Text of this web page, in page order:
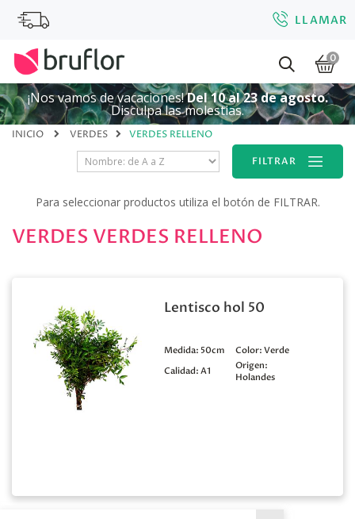
LLAMAR
0
¡Nos vamos de vacaciones!Del 10 al 23 de agosto.
Disculpa las molestias.
INICIO VERDES VERDES RELLENO
FILTRAR
Para seleccionar productos utiliza el botón de FILTRAR.
VERDES VERDES RELLENO
Lentisco hol 50
Medida: 50cm Color:Verde
Calidad:A1
Origen:
Holandes